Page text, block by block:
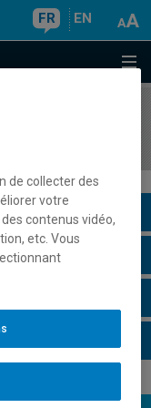
FR EN
de collecter des
votre
contenus vidéo,
etc. Vous